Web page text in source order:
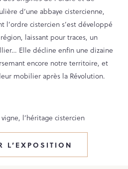
PATRIMOINE
PATRIMOINE
TYPOLOGIQUES
DE DOCUMENTATION
d’une abbaye cistercienne,
l’ordre cistercien s’est développé
laissant pour traces, un
Elle décline enfin une dizaine
encore notre territoire, et
mobilier après la Révolution.
l’héritage cistercien
L’EXPOSITION